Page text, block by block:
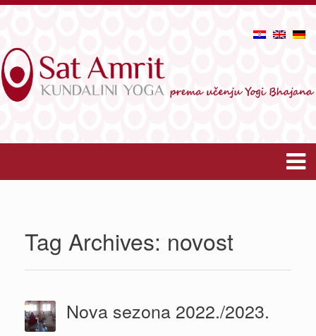
Tag Archives: novost
Nova sezona 2022./2023.